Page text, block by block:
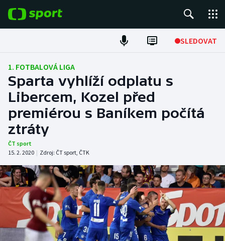
SLEDOVAT
Fotbal
Hokej
Tenis
Atletika
DALŠÍ SPORTY
Americký fotbal
Baseball a softbal
NEPŘEHLÉDNĚTE
Soutěže
1. FOTBALOVÁ LIGA
Sparta vyhlíží odplatu s
Libercem, Kozel před
premiérou s Baníkem počítá
ztráty
ČT sport
15. 2. 2020 | Zdroj: ČT sport, ČTK